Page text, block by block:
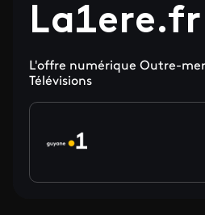
La1ere.fr
L'offre numérique Outre-
Télévisions